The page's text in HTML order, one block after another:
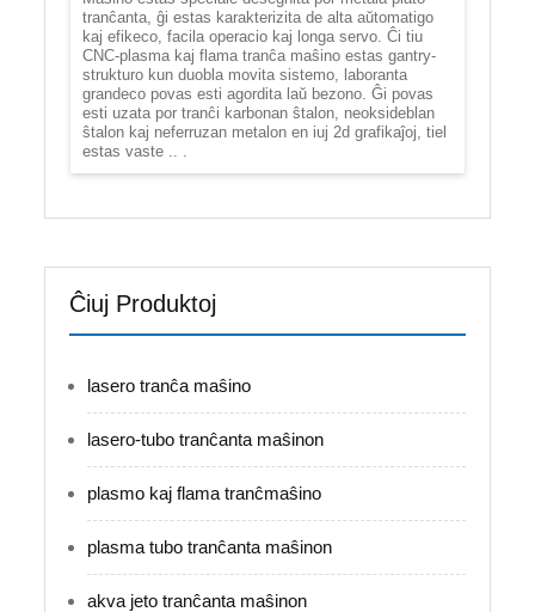
tranĉanta, ĝi estas karakterizita de alta aŭtomatigo
kaj efikeco, facila operacio kaj longa servo. Ĉi tiu
CNC-plasma kaj flama tranĉa maŝino estas gantry-
strukturo kun duobla movita sistemo, laboranta
grandeco povas esti agordita laŭ bezono. Ĝi povas
esti uzata por tranĉi karbonan ŝtalon, neoksideblan
ŝtalon kaj neferruzan metalon en iuj 2d grafikaĵoj, tiel
estas vaste .. .
Ĉiuj Produktoj
lasero tranĉa maŝino
lasero-tubo tranĉanta maŝinon
plasmo kaj flama tranĉmaŝino
plasma tubo tranĉanta maŝinon
akva jeto tranĉanta maŝinon